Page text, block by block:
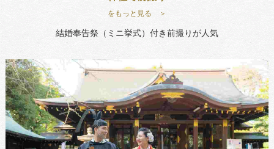
をもっと見る ＞
結婚奉告祭（ミニ挙式）付き前撮りが人気